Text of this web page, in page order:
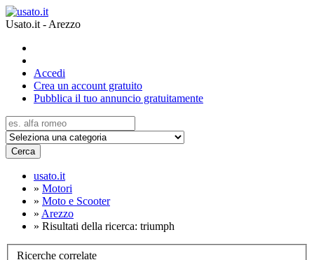
Usato.it - Arezzo
Accedi
Crea un account gratuito
Pubblica il tuo annuncio gratuitamente
Cerca
usato.it
» Motori
» Moto e Scooter
» Arezzo
» Risultati della ricerca: triumph
Ricerche correlate